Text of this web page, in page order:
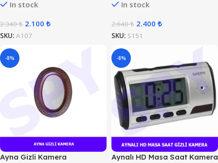
In stock
2.340₺ 2.100 ₺
SKU: A107
In stock
2.640₺ 2.400 ₺
SKU: S151
-8%
Ayna Gizli Kamera
-8%
Aynalı HD Masa Saat Kamera